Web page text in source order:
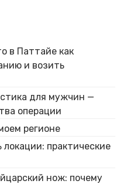
в Паттайе как
и возить
для мужчин —
операции
регионе
практические
нож: почему